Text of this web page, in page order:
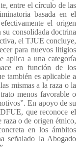
entre el círculo de las
basada en el
el origen
consolidada doctrina
el TJUE concluye,
para nuevos litigios
aplica a una categoría
en función de los
también es aplicable a
mismas a la raza o la
menos favorable o
En apoyo de su
que reconoce el
o de origen étnico,
en los ámbitos
señalado la Abogado